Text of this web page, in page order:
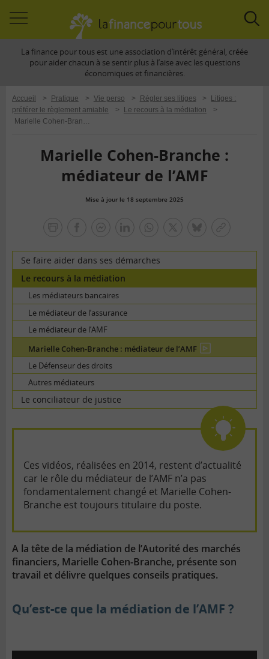
àLa finance pour tous est une association d’intérêt général, créée
pour aider chacun à se sentir plus à l’aise avec les questions
économiques et financières.
Accueil > Pratique > Vie perso > Régler ses litiges >
Litiges :
préférer le règlement amiable
> Le recours à la médiation
>
Marielle Cohen-Branche : médiateur de l’AMF
Marielle Cohen-Branche :
médiateur de l’AMF
Mise à jour le 18 septembre 2025
tous
Se faire aider dans ses démarches
Le recours à la médiation
Les médiateurs bancaires
Le médiateur de l’assurance
Le médiateur de l’AMF
Marielle Cohen-Branche : médiateur de l’AMFEn
Le Défenseur des droits
Autres médiateurs
Le conciliateur de justice
Ces vidéos, réalisées en 2014, restent d’actualité
car le rôle du médiateur de l’AMF n’a pas
fondamentalement changé et Marielle Cohen-
Branche est toujours titulaire du poste.
A la tête de la médiation de l’Autorité des marchés
financiers, Marielle Cohen-Branche, présente son
travail et délivre quelques conseils pratiques.
Qu’est-ce que la médiation de l’AMF ?